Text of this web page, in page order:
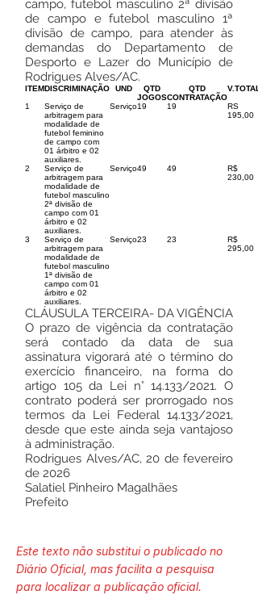
campo, futebol masculino 2ª divisão
de campo e futebol masculino 1ª
divisão de campo, para atender às
demandas do Departamento de
Desporto e Lazer do Município de
Rodrigues Alves/AC.
ITEMDISCRIMINAÇÃO UND
QTD
JOGOS
QTD
CONTRATAÇÃO
V.TOTAL
1
Serviço de
arbitragem para
modalidade de
futebol feminino
de campo com
01 árbitro e 02
auxiliares.
Serviço19 19
RS
195,00
2
Serviço de
arbitragem para
modalidade de
futebol masculino
2ª divisão de
campo com 01
árbitro e 02
auxiliares.
Serviço49 49
R$
230,00
3
Serviço de
arbitragem para
modalidade de
futebol masculino
1ª divisão de
campo com 01
árbitro e 02
auxiliares.
Serviço23 23
R$
295,00
CLÁUSULA TERCEIRA- DA VIGÊNCIA
O prazo de vigência da contratação
será contado da data de sua
assinatura vigorará até o término do
exercício financeiro, na forma do
artigo 105 da Lei n° 14.133/2021. O
contrato poderá ser prorrogado nos
termos da Lei Federal 14.133/2021,
desde que este ainda seja vantajoso
à administração.
Rodrigues Alves/AC, 20 de fevereiro
de 2026
Salatiel Pinheiro Magalhães
Prefeito
Este texto não substitui o publicado no
Diário Oficial, mas facilita a pesquisa
para localizar a publicação oficial.